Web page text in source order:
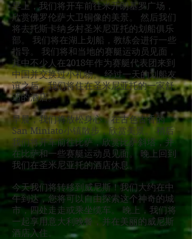
早上，我们将开车前往米开朗基罗广场，
欣赏佛罗伦萨大卫铜像的美景。 然后我们
将去托斯卡纳乡村圣米尼亚托的划船俱乐
部。 我们将在湖上划船，教练会进行一些
指导。 我们将和当地的赛艇运动员见面，
其中不少人在2018年作为赛艇代表团来到
中国并交换过小礼物。 经过一天的划船友
谊之后，我们将住在圣米尼亚托的一家舒
适的酒店。
早晨，我们将放松身心，在古色古香的
San Miniato小镇散步，欣赏美景。 稍后
我们将开车前往比萨，欣赏比萨斜塔，并
在比萨和一些赛艇运动员见面。 晚上回到
我们在圣米尼亚托的酒店休息。
今天我们将转移到威尼斯！我们大约在中
午到达，您将可以自由探索这个神奇的城
市，四处走走或乘坐缆车。 晚上，我们将
一起享用意大利晚餐，并在美丽的威尼斯
酒店入住。